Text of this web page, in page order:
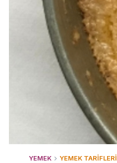
YEMEK YEMEK TARİFLERİ